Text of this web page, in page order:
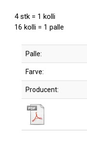
4 stk = 1 kolli
16 kolli = 1 palle
Palle:
Farve:
Producent: